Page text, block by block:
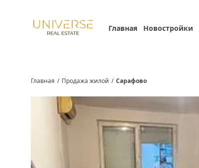
Главная Новостройки
Главная / Продажа жилой / Сарафово